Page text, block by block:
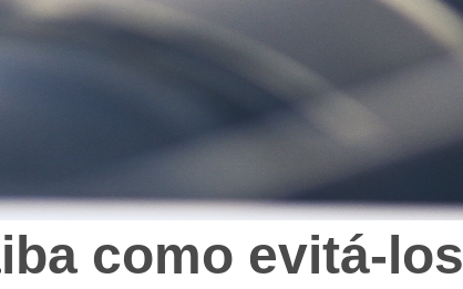
como evitá-los